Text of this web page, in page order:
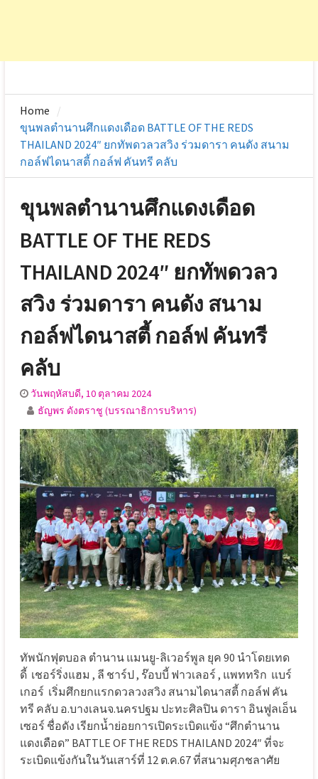
Home
ขุนพลตำนานศึกแดงเดือด BATTLE OF THE REDS
THAILAND 2024″ ยกทัพดวลวสวิง ร่วมดารา คนดัง สนาม
กอล์ฟไดนาสตี้ กอล์ฟ คันทรี คลับ
ขุนพลตำนานศึกแดงเดือด
BATTLE OF THE REDS
THAILAND 2024″ ยกทัพดวลว
สวิง ร่วมดารา คนดัง สนาม
กอล์ฟไดนาสตี้ กอล์ฟ คันทรี
คลับ
วันพฤหัสบดี, 10 ตุลาคม 2024
ธัญพร ดังตราชู (บรรณาธิการบริหาร)
ทัพนักฟุตบอล ตำนาน แมนยู-ลิเวอร์พูล ยุค 90 นำโดยเทด
ดี้ เชอร์ริ่งแฮม , ลี ชาร์ป , ร๊อบบี้ ฟาวเลอร์ , แพททริก แบร์
เกอร์ เริ่มศึกยกแรกดวลวงสวิง สนามไดนาสตี้ กอล์ฟ คัน
ทรี คลับ อ.บางเลนจ.นครปฐม ปะทะศิลปิน ดารา อินฟูลเอ็น
เซอร์ ชื่อดัง เรียกน้ำย่อยการเปิดระเบิดแข้ง “ศึกตำนาน
แดงเดือด” BATTLE OF THE REDS THAILAND 2024″ ที่จะ
ระเบิดแข้งกันในวันเสาร์ที่ 12 ต.ค.67 ที่สนามศุภชลาศัย